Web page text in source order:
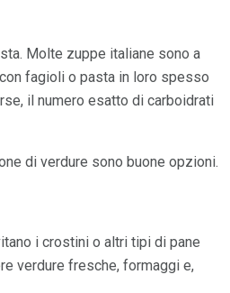
Molte zuppe italiane sono a
fagioli o pasta in loro spesso
il numero esatto di carboidrati
di verdure sono buone opzioni.
i crostini o altri tipi di pane
verdure fresche, formaggi e,